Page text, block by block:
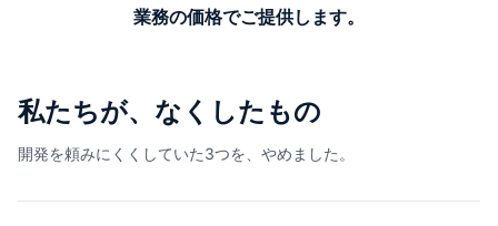
業務の価格でご提供します。
私たちが、なくしたもの
開発を頼みにくくしていた3つを、やめました。